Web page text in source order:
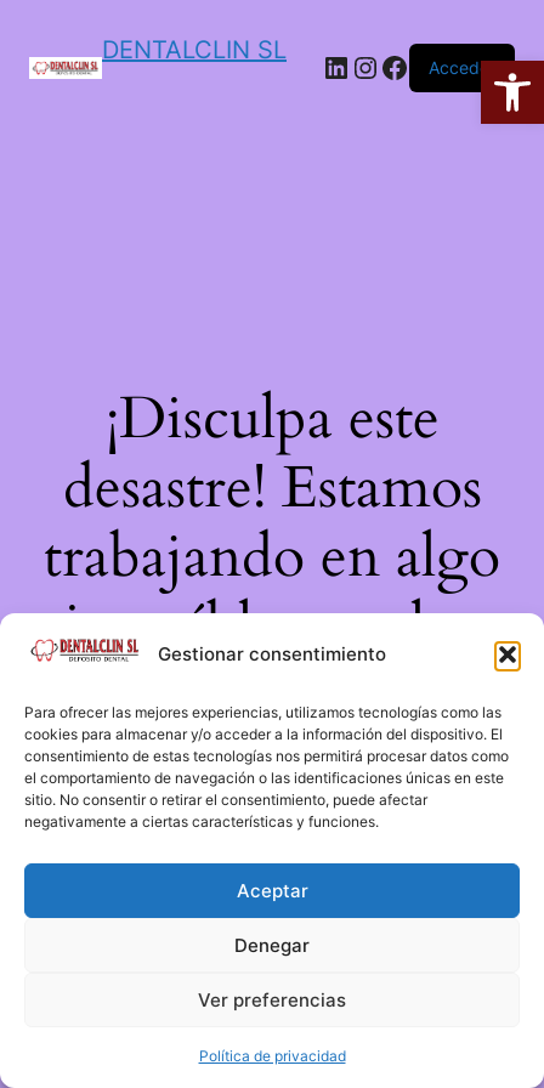
Gestionar consentimiento
Para ofrecer las mejores experiencias, utilizamos tecnologías como las
cookies para almacenar y/o acceder a la información del dispositivo. El
consentimiento de estas tecnologías nos permitirá procesar datos como
el comportamiento de navegación o las identificaciones únicas en este
sitio. No consentir o retirar el consentimiento, puede afectar
negativamente a ciertas características y funciones.
Aceptar
Denegar
Ver preferencias
Política de privacidad
DENTALCLIN SL
Acceder
¡Disculpa este
desastre! Estamos
trabajando en algo
increíble, ¡vuelve
pronto!